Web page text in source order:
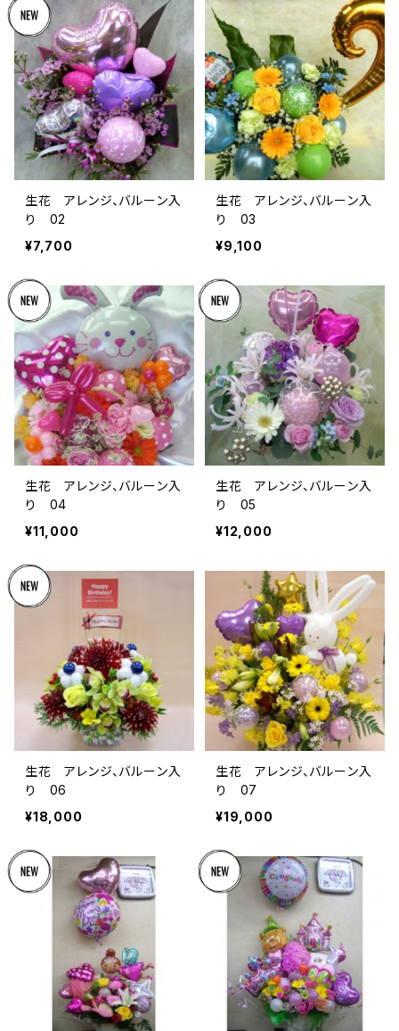
生花 アレンジ、バルーン入
り 02
¥7,700
生花 アレンジ、バルーン入
り 03
¥9,100
生花 アレンジ、バルーン入
り 04
¥11,000
生花 アレンジ、バルーン入
り 05
¥12,000
生花 アレンジ、バルーン入
り 06
¥18,000
生花 アレンジ、バルーン入
り 07
¥19,000